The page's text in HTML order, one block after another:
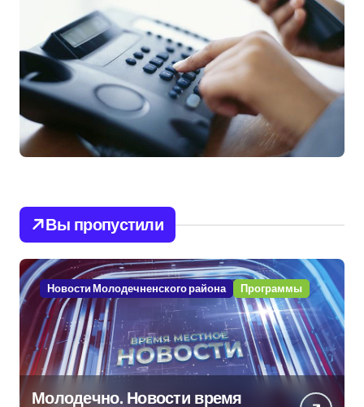
Вы пропустили
Новости Молодечненского района Программы
Молодечно. Новости время